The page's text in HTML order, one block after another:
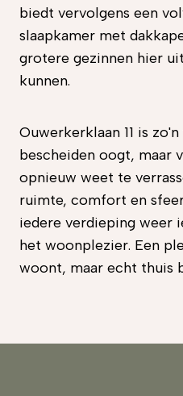
biedt vervolgens een
slaapkamer met
grotere gezinnen hier
kunnen.
Ouwerkerklaan 11 is
bescheiden oogt, maar
opnieuw weet te
ruimte, comfort en
iedere verdieping weer
het woonplezier. Een
woont, maar echt thuis